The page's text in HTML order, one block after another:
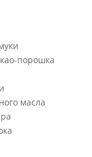
порошка
масла